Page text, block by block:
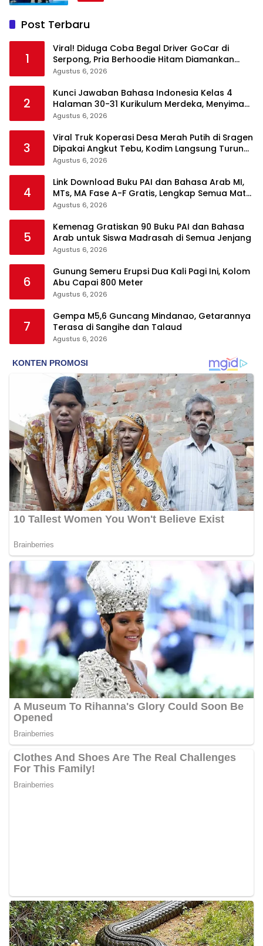
Post Terbaru
1
Viral! Diduga Coba Begal Driver GoCar di
Serpong, Pria Berhoodie Hitam Diamankan
Warga dan Polisi
Agustus 6, 2026
2
Kunci Jawaban Bahasa Indonesia Kelas 4
Halaman 30-31 Kurikulum Merdeka, Menyimak
Teks Kepala Suku Len
Agustus 6, 2026
3
Viral Truk Koperasi Desa Merah Putih di Sragen
Dipakai Angkut Tebu, Kodim Langsung Turun
Tangan
Agustus 6, 2026
4
Link Download Buku PAI dan Bahasa Arab MI,
MTs, MA Fase A-F Gratis, Lengkap Semua Mata
Pelajaran
Agustus 6, 2026
5
Kemenag Gratiskan 90 Buku PAI dan Bahasa
Arab untuk Siswa Madrasah di Semua Jenjang
Agustus 6, 2026
6
Gunung Semeru Erupsi Dua Kali Pagi Ini, Kolom
Abu Capai 800 Meter
Agustus 6, 2026
7
Gempa M5,6 Guncang Mindanao, Getarannya
Terasa di Sangihe dan Talaud
Agustus 6, 2026